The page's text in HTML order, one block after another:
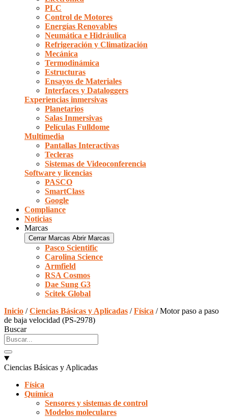
PLC
Control de Motores
Energías Renovables
Neumática e Hidráulica
Refrigeración y Climatización
Mecánica
Termodinámica
Estructuras
Ensayos de Materiales
Interfaces y Dataloggers
Experiencias inmersivas
Planetarios
Salas Inmersivas
Películas Fulldome
Multimedia
Pantallas Interactivas
Tecleras
Sistemas de Videoconferencia
Software y licencias
PASCO
SmartClass
Google
Compliance
Noticias
Marcas
Cerrar Marcas Abrir Marcas
Pasco Scientific
Carolina Science
Armfield
RSA Cosmos
Dae Sung G3
Scitek Global
Inicio /Ciencias Básicas y Aplicadas /Física / Motor paso a paso
de baja velocidad (PS-2978)
Buscar
Ciencias Básicas y Aplicadas
Física
Química
Sensores y sistemas de control
Modelos moleculares